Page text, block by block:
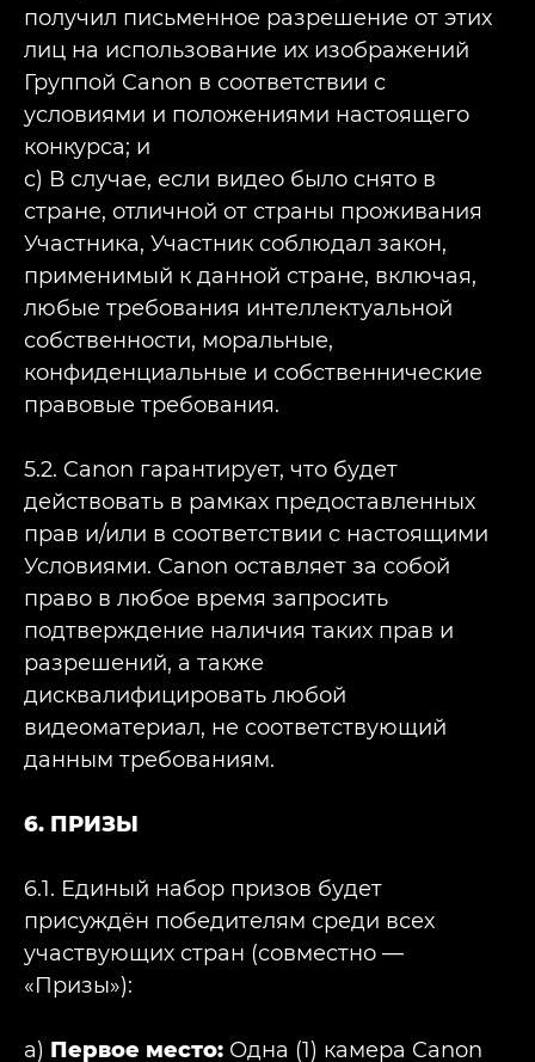
получил письменное разрешение от этих
лиц на использование их изображений
Группой Canon в соответствии с
условиями и положениями настоящего
конкурса; и
c) В случае, если видео было снято в
стране, отличной от страны проживания
Участника, Участник соблюдал закон,
применимый к данной стране, включая,
любые требования интеллектуальной
собственности, моральные,
конфиденциальные и собственнические
правовые требования.
5.2. Canon гарантирует, что будет
действовать в рамках предоставленных
прав и/или в соответствии с настоящими
Условиями. Canon оставляет за собой
право в любое время запросить
подтверждение наличия таких прав и
разрешений, а также
дисквалифицировать любой
видеоматериал, не соответствующий
данным требованиям.
6. ПРИЗЫ
6.1. Единый набор призов будет
присуждён победителям среди всех
участвующих стран (совместно —
«Призы»):
a) Первое место: Одна (1) камера Canon